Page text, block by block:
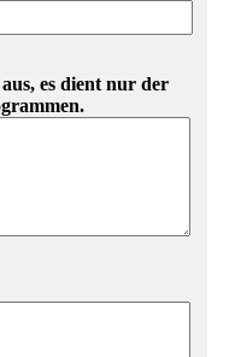
es dient nur der